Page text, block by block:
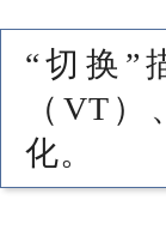
“切换”
（VT
化。